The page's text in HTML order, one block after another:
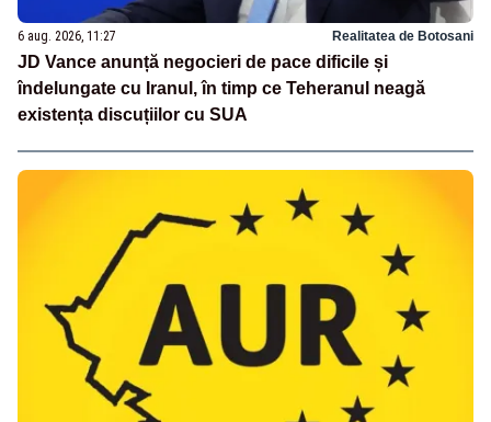
6 aug. 2026, 11:27 Realitatea de Botosani
JD Vance anunță negocieri de pace dificile și
îndelungate cu Iranul, în timp ce Teheranul neagă
existența discuțiilor cu SUA